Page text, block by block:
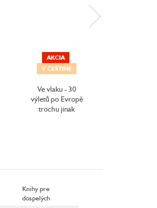
AKCIA
V ČEŠTINE
Ve vlaku - 30
výletů po Evropě
trochu jinak
Knihy pre
dospelých